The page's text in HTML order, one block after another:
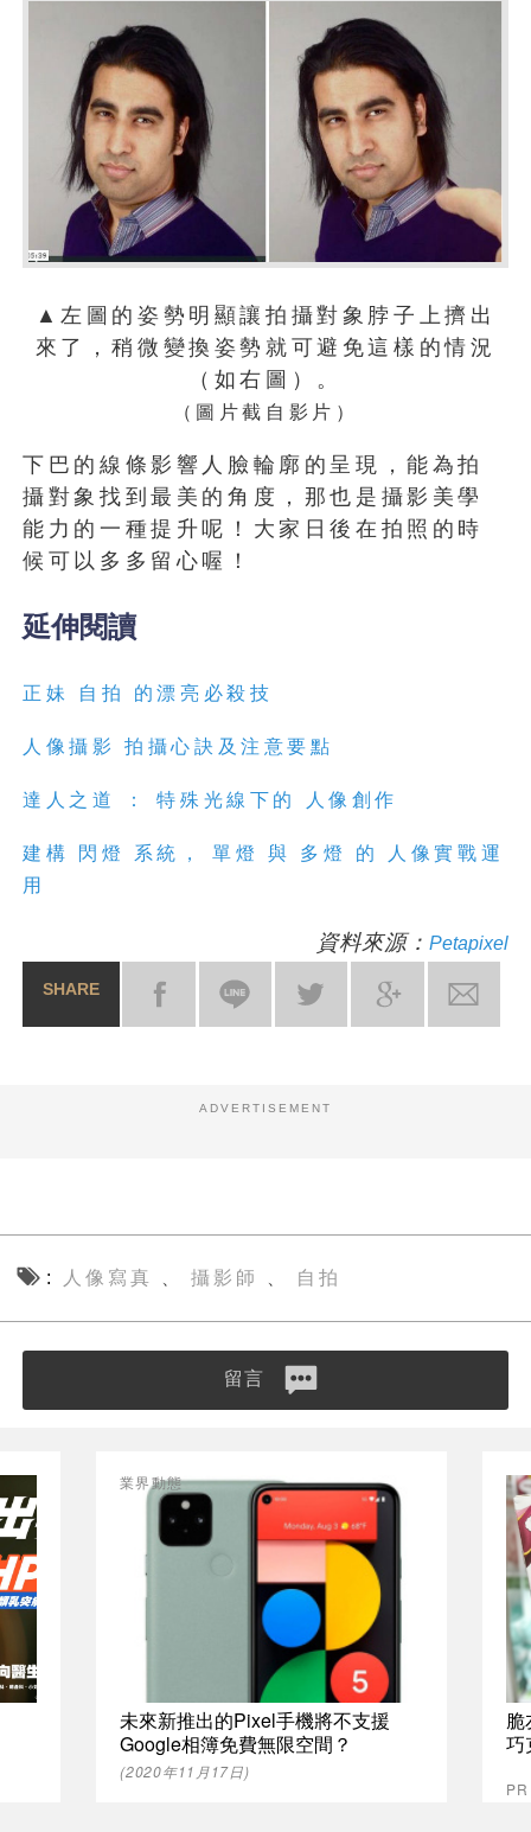
▲左圖的姿勢明顯讓拍攝對象脖子上擠出
來了，稍微變換姿勢就可避免這樣的情況
（如右圖）。
（圖片截自影片）
下巴的線條影響人臉輪廓的呈現，能為拍
攝對象找到最美的角度，那也是攝影美學
能力的一種提升呢！大家日後在拍照的時
候可以多多留心喔！
延伸閱讀
正妹 自拍 的漂亮必殺技
人像攝影 拍攝心訣及注意要點
達人之道 ： 特殊光線下的 人像創作
建構 閃燈 系統， 單燈 與 多燈 的 人像實戰運
用
資料來源： Petapixel
SHARE
ADVERTISEMENT
人像寫真 攝影師 自拍
留言
未來新推出的Pixel手機將不支援
Google相簿免費無限空間？
業界動態
(2020年11月17日)
脆
巧